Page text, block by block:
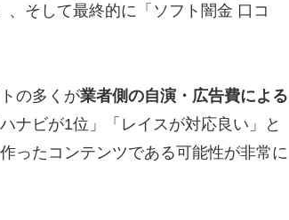
そして最終的に「ソフト闇金 口コ
の多くが業者側の自演・広告費による
ナビが1位」「レイスが対応良い」と
ったコンテンツである可能性が非常に